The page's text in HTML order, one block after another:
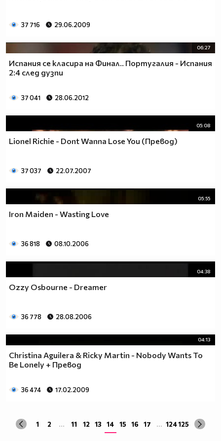
37 716 29.06.2009
06:27
Испания се класира на Финал.. Португалия - Испания
2:4 след дузпи
37 041 28.06.2012
05:08
Lionel Richie - Dont Wanna Lose You (Превод)
37 037 22.07.2007
05:55
Iron Maiden - Wasting Love
36 818 08.10.2006
04:38
Ozzy Osbourne - Dreamer
36 778 28.08.2006
04:13
Christina Aguilera & Ricky Martin - Nobody Wants To
Be Lonely + Превод
36 474 17.02.2009
1 2 ... 11 12 13 14 15 16 17 ... 124125